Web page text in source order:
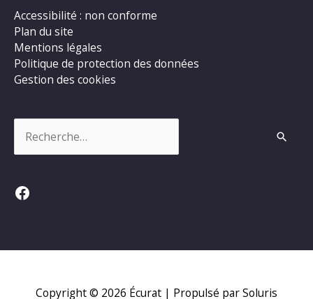
Accessibilité : non conforme
Plan du site
Mentions légales
Politique de protection des données
Gestion des cookies
Facebook
Copyright © 2026 Écurat | Propulsé par Soluris